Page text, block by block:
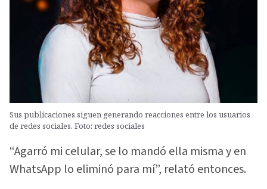
Sus publicaciones siguen generando reacciones entre los usuarios
de redes sociales. Foto: redes sociales
“Agarró mi celular, se lo mandó ella misma y en
WhatsApp lo eliminó para mí”, relató entonces.